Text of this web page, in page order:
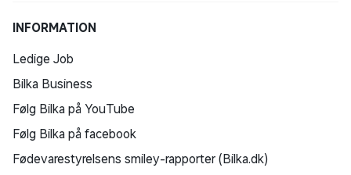
INFORMATION
Ledige Job
Bilka Business
Følg Bilka på YouTube
Følg Bilka på facebook
Fødevarestyrelsens smiley-rapporter (Bilka.dk)